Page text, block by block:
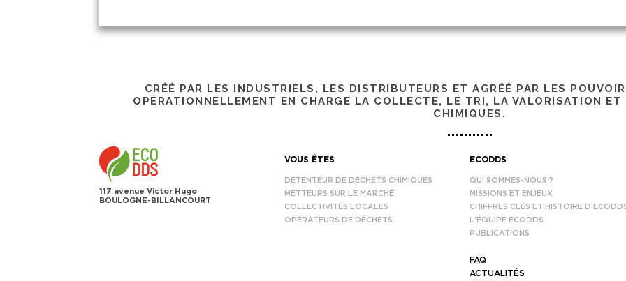
CRÉÉ PAR LES INDUSTRIELS, LES DISTRIBUTEURS ET AGRÉÉ PAR LES
OPÉRATIONNELLEMENT EN CHARGE LA COLLECTE, LE TRI, LA VALORISATION ET
CHIMIQUES.
117 avenue Victor Hugo
BOULOGNE-BILLANCOURT
VOUS ÊTES
DÉTENTEUR DE DÉCHETS CHIMIQUES
METTEURS SUR LE MARCHÉ
COLLECTIVITÉS LOCALES
OPÉRATEURS DE DÉCHETS
ECODDS
QUI SOMMES-NOUS ?
MISSIONS ET ENJEUX
CHIFFRES CLÉS ET HISTOIRE
L’ÉQUIPE ECODDS
PUBLICATIONS
FAQ
ACTUALITÉS